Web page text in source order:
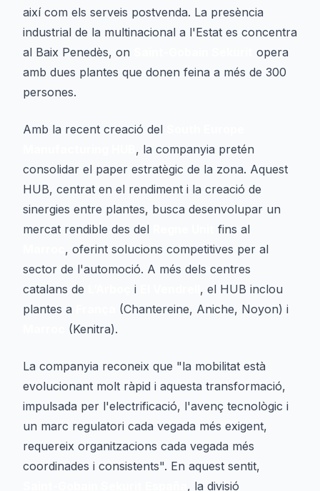
així com els serveis postvenda. La presència
industrial de la multinacional a l'Estat es concentra
al Baix Penedès, on
opera
amb dues plantes que donen feina a més de 300
persones.
Amb la recent creació del
, la companyia pretén
consolidar el paper estratègic de la zona. Aquest
HUB, centrat en el rendiment i la creació de
sinergies entre plantes, busca desenvolupar un
mercat rendible des del
fins al
, oferint solucions competitives per al
sector de l'automoció. A més dels centres
catalans de
i
, el HUB inclou
plantes a
(Chantereine, Aniche, Noyon) i
(Kenitra).
La companyia reconeix que "la mobilitat està
evolucionant molt ràpid i aquesta transformació,
impulsada per l'electrificació, l'avenç tecnològic i
un marc regulatori cada vegada més exigent,
requereix organitzacions cada vegada més
coordinades i consistents". En aquest sentit,
, la divisió